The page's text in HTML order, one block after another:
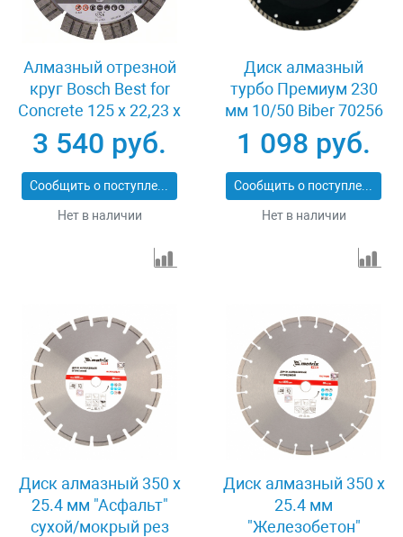
Алмазный отрезной
круг Bosch Best for
Concrete 125 x 22,23 x
2,2 x 12 mm
3 540 руб.
Сообщить о поступлении
Нет в наличии
Диск алмазный
турбо Премиум 230
мм 10/50 Biber 70256
1 098 руб.
Сообщить о поступлении
Нет в наличии
Диск алмазный 350 х
25.4 мм "Асфальт"
сухой/мокрый рез
Диск алмазный 350 х
25.4 мм
"Железобетон"